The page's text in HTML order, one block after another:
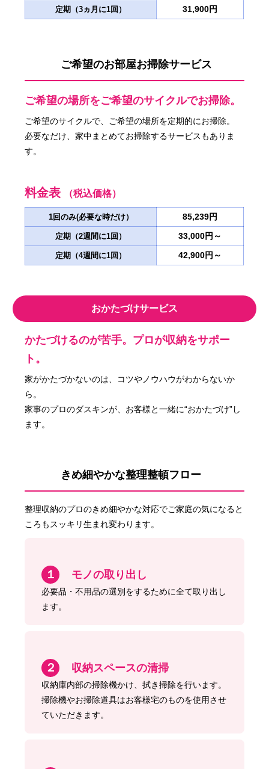
定期（3ヵ月に1回） 31,900円
ご希望のお部屋お掃除サービス
ご希望の場所をご希望のサイクルでお掃除。
ご希望のサイクルで、ご希望の場所を定期的にお掃除。
必要なだけ、家中まとめてお掃除するサービスもありま
す。
料金表 （税込価格）
1回のみ(必要な時だけ） 85,239円
定期（2週間に1回） 33,000円～
定期（4週間に1回） 42,900円～
おかたづけサービス
かたづけるのが苦手。プロが収納をサポー
ト。
家がかたづかないのは、コツやノウハウがわからないか
ら。
家事のプロのダスキンが、お客様と一緒に“おかたづけ”し
ます。
きめ細やかな整理整頓フロー
整理収納のプロのきめ細やかな対応でご家庭の気になると
ころもスッキリ生まれ変わります。
１ モノの取り出し
必要品・不用品の選別をするために全て取り出し
ます。
２ 収納スペースの清掃
収納庫内部の掃除機かけ、拭き掃除を行います。
掃除機やお掃除道具はお客様宅のものを使用させ
ていただきます。